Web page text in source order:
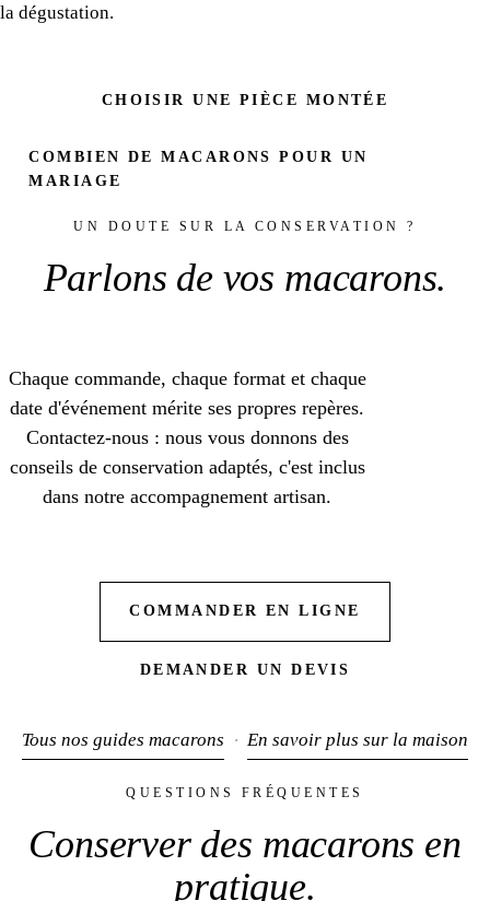
la dégustation.
CHOISIR UNE PIÈCE MONTÉE
COMBIEN DE MACARONS POUR UN
MARIAGE
UN DOUTE SUR LA CONSERVATION ?
Parlons de vos macarons.
Chaque commande, chaque format et chaque
date d'événement mérite ses propres repères.
Contactez-nous : nous vous donnons des
conseils de conservation adaptés, c'est inclus
dans notre accompagnement artisan.
COMMANDER EN LIGNE
DEMANDER UN DEVIS
Tous nos guides macarons · En savoir plus sur la maison
QUESTIONS FRÉQUENTES
Conserver des macarons en
pratique.